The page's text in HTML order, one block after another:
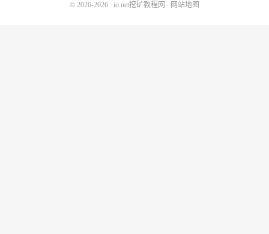
© 2026-2026 io.net挖矿教程网 网站地图